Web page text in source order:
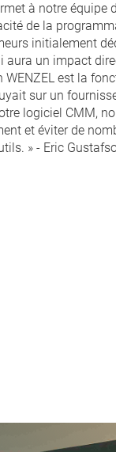
à notre équipe
de la
initialement
aura un impact
est la
sur un
logiciel CMM,
et éviter de
» - Eric